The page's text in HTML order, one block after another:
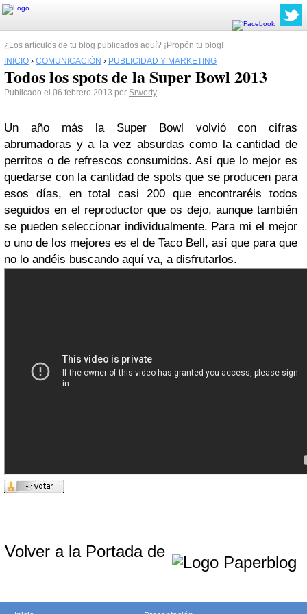
¿Los artículos de tu blog publicados aquí? ¡Propón tu blog!
INICIO › COMUNICACIÓN › PUBLICIDAD Y MARKETING
Todos los spots de la Super Bowl 2013
Publicado el 06 febrero 2013 por Srwerty
Un año más la Super Bowl volvió con cifras
abrumadoras y a la vez absurdas como la cantidad de
perritos o de refrescos consumidos. Así que lo mejor es
quedarse con la cantidad de spots que se producen para
esos días, en total casi 200 que encontraréis todos
seguidos en el reproductor que os dejo, aunque también
se pueden seleccionar individualmente. Para mi el mejor
o uno de los mejores es el de Taco Bell, así que para que
no lo andéis buscando aquí va, a disfrutarlos.
Volver a la Portada de